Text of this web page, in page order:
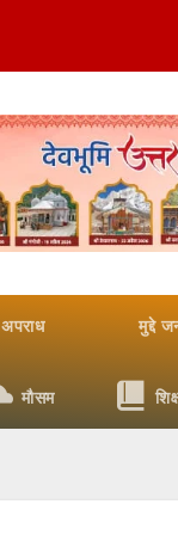
अपराध मुद्दे
मौसम